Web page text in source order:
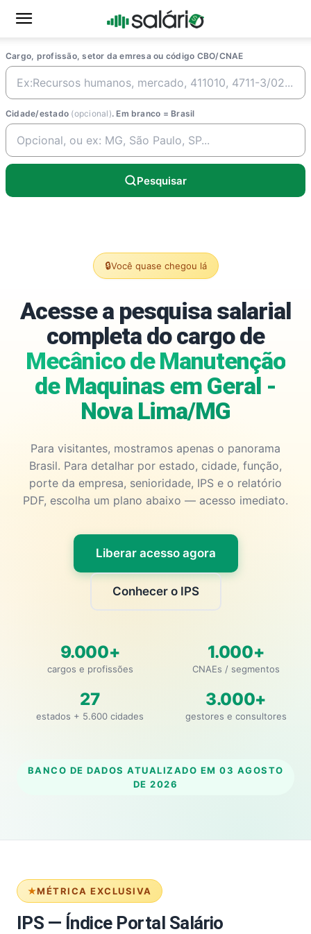
Cargo, profissão, setor da emresa ou código CBO/CNAE
Cidade/estado (opcional). Em branco = Brasil
Pesquisar
🔒Você quase chegou lá
Acesse a pesquisa salarial
completa do cargo de
Mecânico de Manutenção
de Maquinas em Geral -
Nova Lima/MG
Para visitantes, mostramos apenas o panorama
Brasil. Para detalhar por estado, cidade, função,
porte da empresa, senioridade, IPS e o relatório
PDF, escolha um plano abaixo — acesso imediato.
Liberar acesso agora
Conhecer o IPS
9.000+
cargos e profissões
1.000+
CNAEs / segmentos
27
estados + 5.600 cidades
3.000+
gestores e consultores
BANCO DE DADOS ATUALIZADO EM 03 AGOSTO
DE 2026
MÉTRICA EXCLUSIVA
IPS — Índice Portal Salário